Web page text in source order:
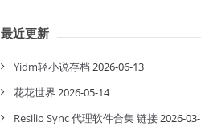
最近更新
Yidm轻小说存档 2026-06-13
花花世界 2026-05-14
Resilio Sync 代理软件合集 链接2026-03-